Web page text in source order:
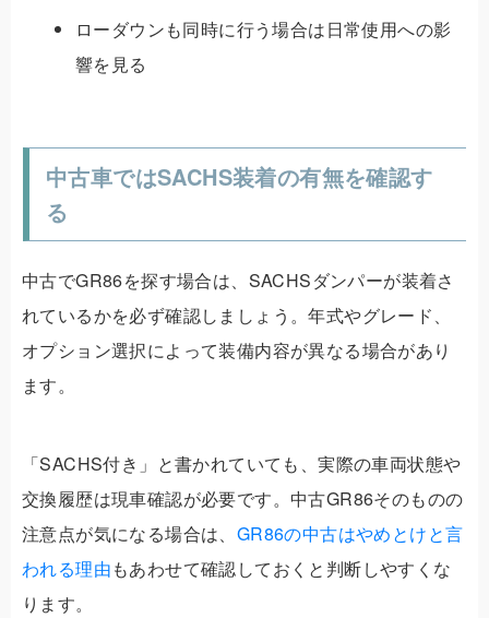
ローダウンも同時に行う場合は日常使用への影
響を見る
中古車ではSACHS装着の有無を確認す
る
中古でGR86を探す場合は、SACHSダンパーが装着さ
れているかを必ず確認しましょう。年式やグレード、
オプション選択によって装備内容が異なる場合があり
ます。
「SACHS付き」と書かれていても、実際の車両状態や
交換履歴は現車確認が必要です。中古GR86そのものの
注意点が気になる場合は、 GR86の中古はやめとけと言
われる理由もあわせて確認しておくと判断しやすくな
ります。